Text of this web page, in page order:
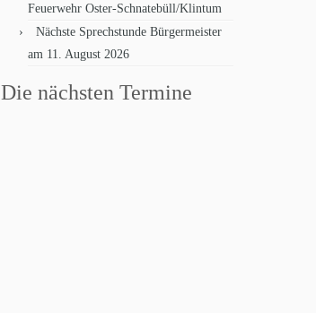
Feuerwehr Oster-Schnatebüll/Klintum
Nächste Sprechstunde Bürgermeister
am 11. August 2026
Die nächsten Termine